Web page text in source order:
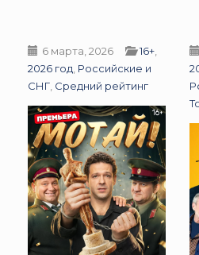
6 марта, 2026 16+,
2026 год, Российские и
СНГ, Средний рейтинг